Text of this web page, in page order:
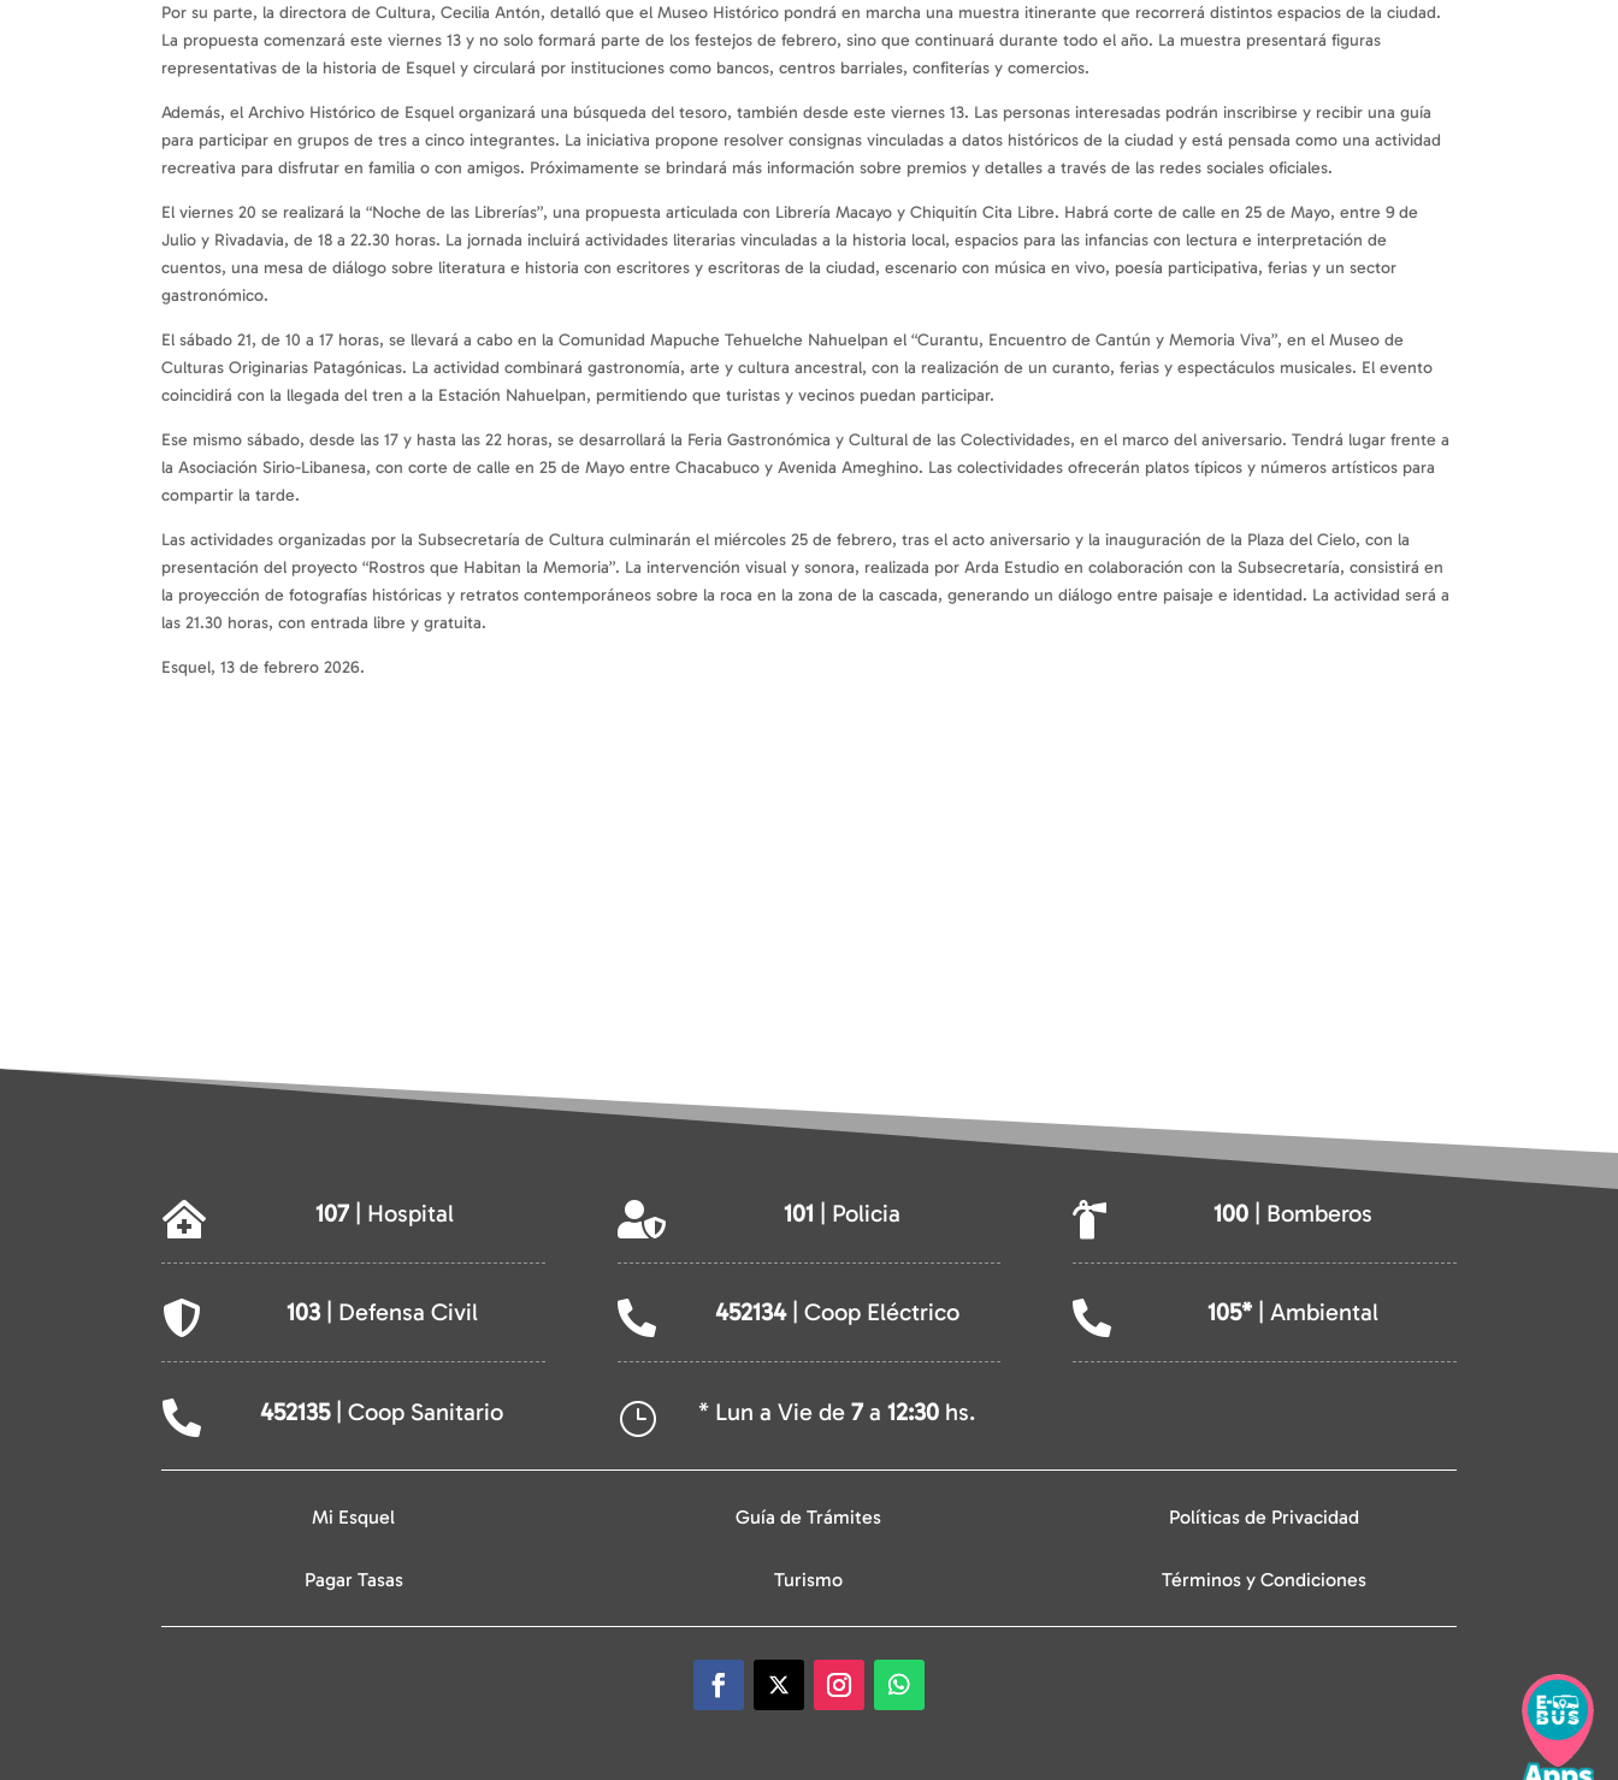
Por su parte, la directora de Cultura, Cecilia Antón, detalló que el Museo Histórico pondrá en marcha una muestra itinerante que recorrerá distintos espacios de la ciudad.
La propuesta comenzará este viernes 13 y no solo formará parte de los festejos de febrero, sino que continuará durante todo el año. La muestra presentará figuras
representativas de la historia de Esquel y circulará por instituciones como bancos, centros barriales, confiterías y comercios.
Además, el Archivo Histórico de Esquel organizará una búsqueda del tesoro, también desde este viernes 13. Las personas interesadas podrán inscribirse y recibir una guía
para participar en grupos de tres a cinco integrantes. La iniciativa propone resolver consignas vinculadas a datos históricos de la ciudad y está pensada como una actividad
recreativa para disfrutar en familia o con amigos. Próximamente se brindará más información sobre premios y detalles a través de las redes sociales oficiales.
El viernes 20 se realizará la “Noche de las Librerías”, una propuesta articulada con Librería Macayo y Chiquitín Cita Libre. Habrá corte de calle en 25 de Mayo, entre 9 de
Julio y Rivadavia, de 18 a 22.30 horas. La jornada incluirá actividades literarias vinculadas a la historia local, espacios para las infancias con lectura e interpretación de
cuentos, una mesa de diálogo sobre literatura e historia con escritores y escritoras de la ciudad, escenario con música en vivo, poesía participativa, ferias y un sector
gastronómico.
El sábado 21, de 10 a 17 horas, se llevará a cabo en la Comunidad Mapuche Tehuelche Nahuelpan el “Curantu, Encuentro de Cantún y Memoria Viva”, en el Museo de
Culturas Originarias Patagónicas. La actividad combinará gastronomía, arte y cultura ancestral, con la realización de un curanto, ferias y espectáculos musicales. El evento
coincidirá con la llegada del tren a la Estación Nahuelpan, permitiendo que turistas y vecinos puedan participar.
Ese mismo sábado, desde las 17 y hasta las 22 horas, se desarrollará la Feria Gastronómica y Cultural de las Colectividades, en el marco del aniversario. Tendrá lugar frente a
la Asociación Sirio-Libanesa, con corte de calle en 25 de Mayo entre Chacabuco y Avenida Ameghino. Las colectividades ofrecerán platos típicos y números artísticos para
compartir la tarde.
Las actividades organizadas por la Subsecretaría de Cultura culminarán el miércoles 25 de febrero, tras el acto aniversario y la inauguración de la Plaza del Cielo, con la
presentación del proyecto “Rostros que Habitan la Memoria”. La intervención visual y sonora, realizada por Arda Estudio en colaboración con la Subsecretaría, consistirá en
la proyección de fotografías históricas y retratos contemporáneos sobre la roca en la zona de la cascada, generando un diálogo entre paisaje e identidad. La actividad será a
las 21.30 horas, con entrada libre y gratuita.
Esquel, 13 de febrero 2026.
 107| Hospital
 103| Defensa Civil
 452135| Coop Sanitario
 101 | Policia
 452134| Coop Eléctrico
} * Lun a Vie de7 a12:30 hs.
 100| Bomberos
 105*| Ambiental
Mi Esquel
Pagar Tasas
Guía de Trámites
Turismo
Políticas de Privacidad
Términos y Condiciones